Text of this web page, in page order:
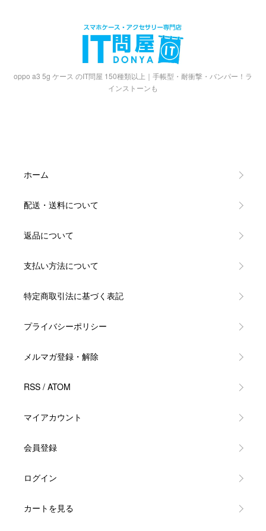
oppo a3 5g ケース のIT問屋 150種類以上｜手帳型・耐衝撃・バンパー！ラ
インストーンも
ホーム
配送・送料について
返品について
支払い方法について
特定商取引法に基づく表記
プライバシーポリシー
メルマガ登録・解除
RSS / ATOM
マイアカウント
会員登録
ログイン
カートを見る